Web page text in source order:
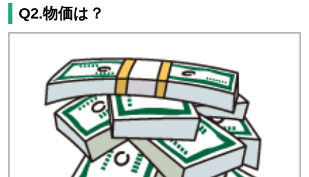
Q2.物価は？